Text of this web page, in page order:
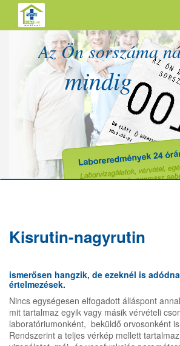
Az Ön sorszáma
mindig
Kisrutin-nagyrutin
ismerősen hangzik, de ezeknél is
értelmezések.
Nincs egységesen elfogadott álláspont
mit tartalmaz egyik vagy másik vérvételi
laboratóriumonként, beküldő orvosonként
Rendszerint a teljes vérkép mellett